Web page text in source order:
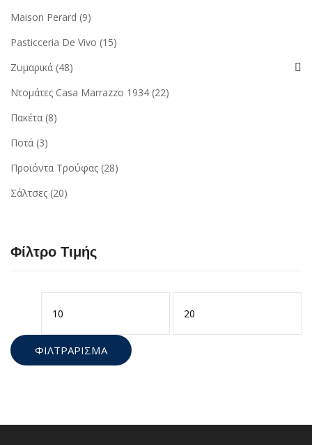
Maison Perard (9)
Pasticceria De Vivo (15)
Ζυμαρικά (48)
Ντομάτες Casa Marrazzo 1934 (22)
Πακέτα (8)
Ποτά (3)
Προϊόντα Τρούφας (28)
Σάλτσες (20)
Φίλτρο Τιμής
ΦΙΛΤΡΆΡΙΣΜΑ